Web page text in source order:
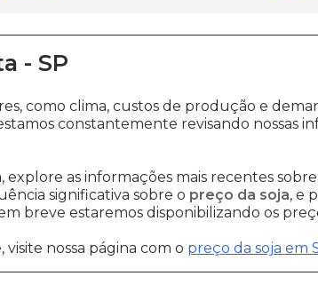
- SP
como clima, custos de produção e
constantemente revisando nossas
as informações mais recentes
significativa sobre o preço da soja, e
breve estaremos disponibilizando os
visite nossa página com o preço da soja em